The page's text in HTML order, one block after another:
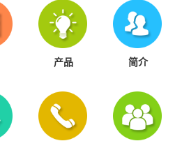
产品 简介